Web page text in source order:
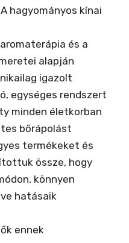
hagyományos kínai
és a
alapján
igazolt
egységes rendszert
minden életkorban
bőrápolást
termékeket és
össze, hogy
könnyen
hatásaik
ennek